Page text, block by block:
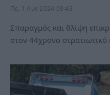
Πε, 1 Αυγ 2024 09:43
Σπαραγμός και θλίψη
στον 44χρονο